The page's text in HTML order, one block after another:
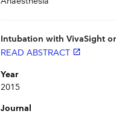
Intubation with VivaSight
READ ABSTRACT launch
Year
2015
Journal